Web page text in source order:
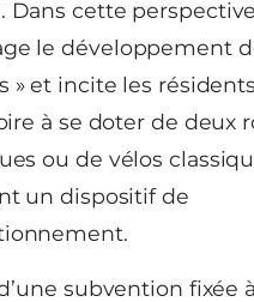
Dans cette
le développement
» et incite les
à se doter de deux
ou de vélos
un dispositif de
subvention fixée